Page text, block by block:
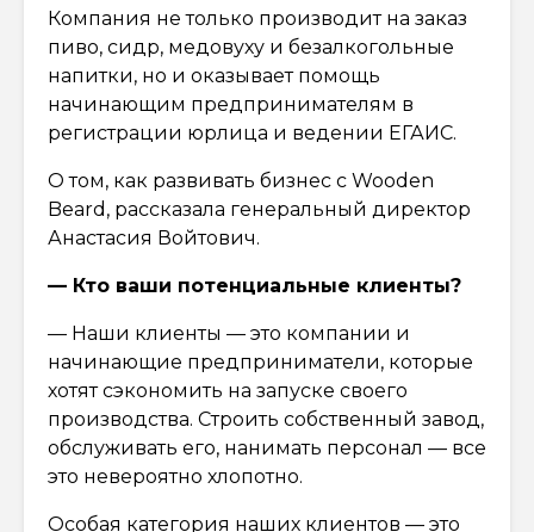
Компания не только производит на заказ
пиво, сидр, медовуху и безалкогольные
напитки, но и оказывает помощь
начинающим предпринимателям в
регистрации юрлица и ведении ЕГАИС.
О том, как развивать бизнес с Wooden
Beard, рассказала генеральный директор
Анастасия Войтович.
— Кто ваши потенциальные клиенты?
— Наши клиенты — это компании и
начинающие предприниматели, которые
хотят сэкономить на запуске своего
производства. Строить собственный завод,
обслуживать его, нанимать персонал — все
это невероятно хлопотно.
Особая категория наших клиентов — это